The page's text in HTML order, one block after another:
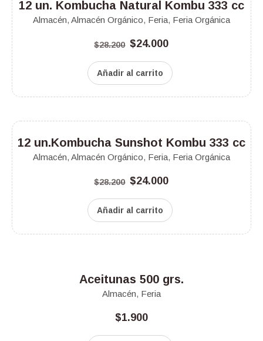
12 un. Kombucha Natural Kombu 333 cc
Almacén, Almacén Orgánico, Feria, Feria Orgánica
$28.200 $24.000
Añadir al carrito
¡Oferta!
12 un.Kombucha Sunshot Kombu 333 cc
Almacén, Almacén Orgánico, Feria, Feria Orgánica
$28.200 $24.000
Añadir al carrito
Aceitunas 500 grs.
Almacén, Feria
$1.900